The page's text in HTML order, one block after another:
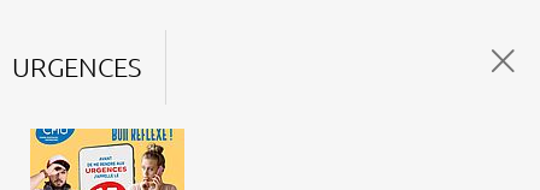
URGENCES